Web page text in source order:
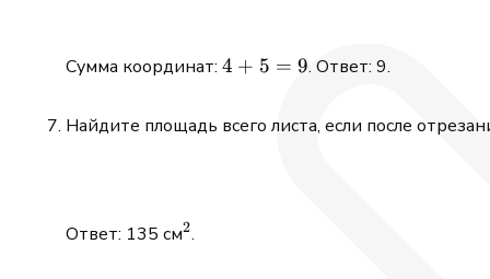
Сумма координат: 4
4 + 5 = 9. Ответ: 9.
Найдите площадь всего листа, если после
Ответ: 135 см^2
2.